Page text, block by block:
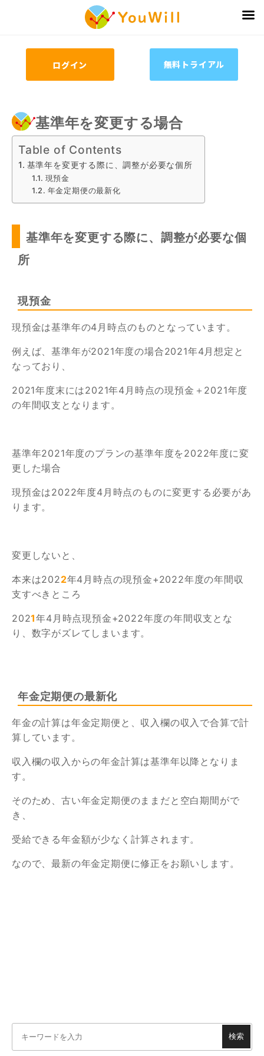
ログイン 無料トライアル
基準年を変更する場合
Table of Contents
基準年を変更する際に、調整が必要な個所
現預金
年金定期便の最新化
基準年を変更する際に、調整が必要な個
所
現預金
現預金は基準年の4月時点のものとなっています。
例えば、基準年が2021年度の場合2021年4月想定と
なっており、
2021年度末には2021年4月時点の現預金＋2021年度
の年間収支となります。
基準年2021年度のプランの基準年度を2022年度に変
更した場合
現預金は2022年度4月時点のものに変更する必要があ
ります。
変更しないと、
本来は2022年4月時点の現預金+2022年度の年間収
支すべきところ
2021年4月時点現預金+2022年度の年間収支とな
り、数字がズレてしまいます。
年金定期便の最新化
年金の計算は年金定期便と、収入欄の収入で合算で計
算しています。
収入欄の収入からの年金計算は基準年以降となりま
す。
そのため、古い年金定期便のままだと空白期間がで
き、
受給できる年金額が少なく計算されます。
なので、最新の年金定期便に修正をお願いします。
検索